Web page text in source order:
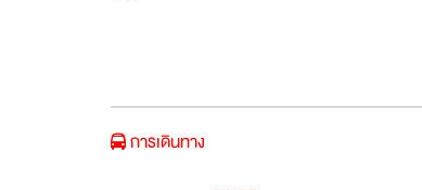
การเดินทาง